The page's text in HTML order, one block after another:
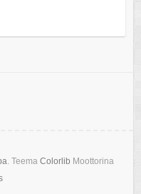
. Teema Colorlib Moottorina